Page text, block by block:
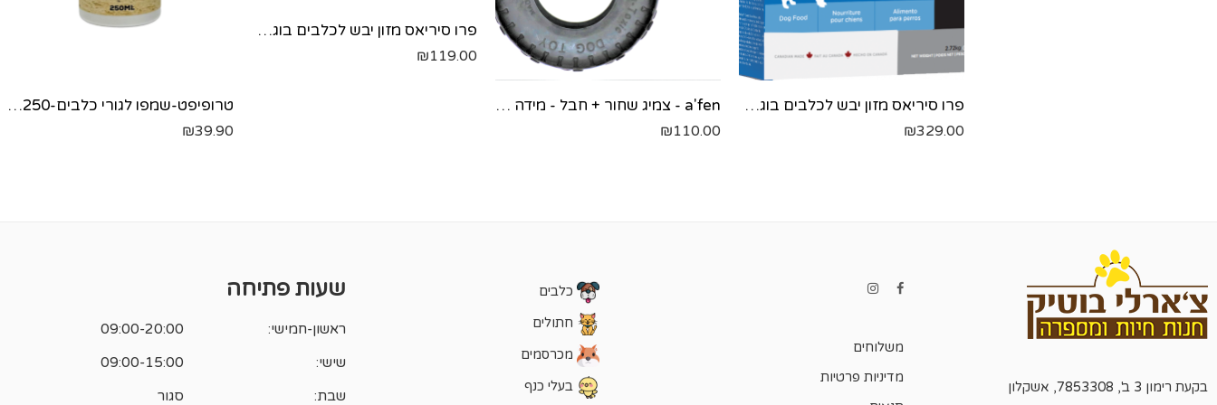
פרו סיריאס מזון יבש לכלבים בוגרים עם עודף משקל- עוף ודגים - 12.9 ק"ג
₪329.00
a'fen - צמיג שחור + חבל - מידה גדולה
₪110.00
פרו סיריאס מזון יבש לכלבים בוגרים- עוף ודגים - 2.72 ק"ג
₪119.00
טרופיפט-שמפו לגורי כלבים-250 מל'
₪39.90
בקעת רימון 3 ב', 7853308, אשקלון
משלוחים
מדיניות פרטיות
כלבים
חתולים
מכרסמים
בעלי כנף
שעות פתיחה
ראשון-חמישי: 09:00-20:00
שישי: 09:00-15:00
שבת: סגור